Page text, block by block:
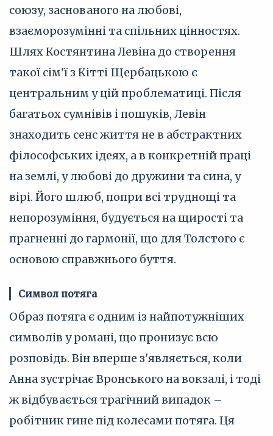
союзу, заснованого на любові,
взаєморозумінні та спільних цінностях.
Шлях Костянтина Левіна до створення
такої сім'ї з Кітті Щербацькою є
центральним у цій проблематиці. Після
багатьох сумнівів і пошуків, Левін
знаходить сенс життя не в абстрактних
філософських ідеях, а в конкретній праці
на землі, у любові до дружини та сина, у
вірі. Його шлюб, попри всі труднощі та
непорозуміння, будується на щирості та
прагненні до гармонії, що для Толстого є
основою справжнього буття.
Символ потяга
Образ потяга є одним із найпотужніших
символів у романі, що пронизує всю
розповідь. Він вперше з'являється, коли
Анна зустрічає Вронського на вокзалі, і тоді
ж відбувається трагічний випадок –
робітник гине під колесами потяга. Ця